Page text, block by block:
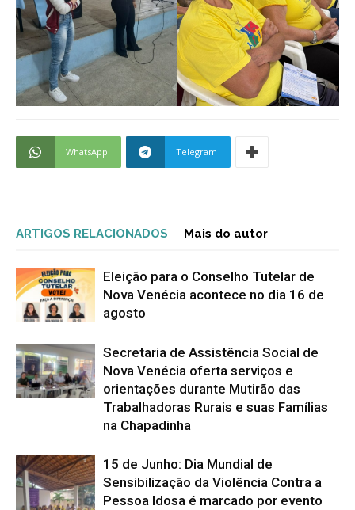
WhatsApp Telegram
ARTIGOS RELACIONADOS Mais do autor
Eleição para o Conselho Tutelar de
Nova Venécia acontece no dia 16 de
agosto
Secretaria de Assistência Social de
Nova Venécia oferta serviços e
orientações durante Mutirão das
Trabalhadoras Rurais e suas Famílias
na Chapadinha
15 de Junho: Dia Mundial de
Sensibilização da Violência Contra a
Pessoa Idosa é marcado por evento